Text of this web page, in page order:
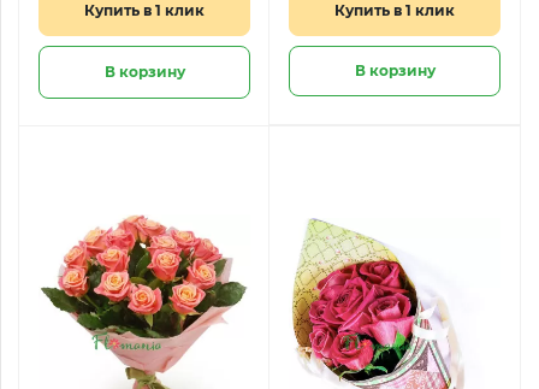
Купить в 1 клик
В корзину
Купить в 1 клик
В корзину